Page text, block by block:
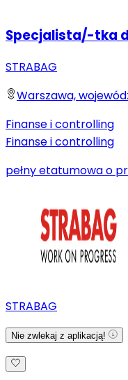
Specjalista/-tka
STRABAG
Warszawa,
Finanse i controlling
Finanse i controlling
pełny etatumowa o
STRABAG
Nie zwlekaj z aplikacją!